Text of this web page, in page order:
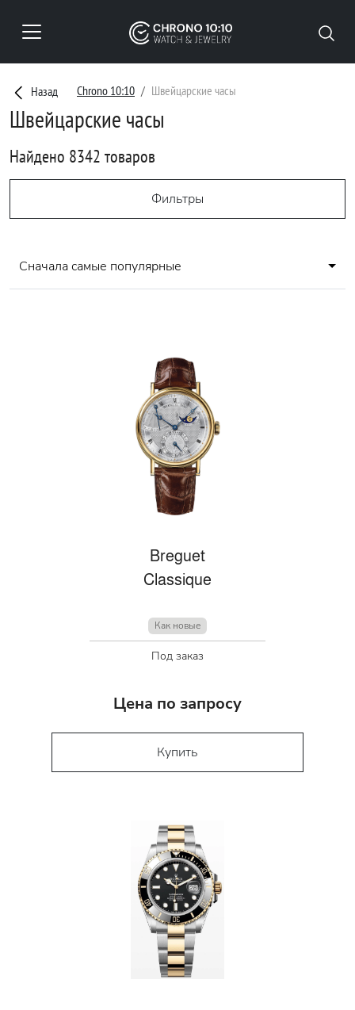
Назад Chrono 10:10 Швейцарские часы
Швейцарские часы
Найдено 8342 товаров
Фильтры
Сначала самые популярные
Breguet
Classique
Как новые
Под заказ
Цена по запросу
Купить